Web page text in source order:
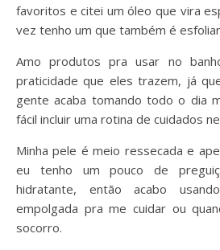
favoritos e citei um óleo que vira
vez tenho um que também é
Amo produtos pra usar no
praticidade que eles trazem, já
gente acaba tomando todo o dia
fácil incluir uma rotina de cuidados
Minha pele é meio ressecada e
eu tenho um pouco de
hidratante, então acabo
empolgada pra me cuidar ou
socorro.